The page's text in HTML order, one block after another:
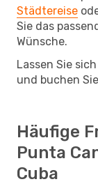
Städtereise
Sie das
Wünsche.
Lassen Sie
und buchen
Häufige
Punta
Cuba